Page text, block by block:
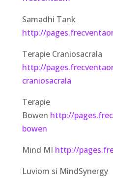
Samadhi Tank
http://
Terapie Craniosacrala
http://
craniosacrala
Terapie
Bowen http://
bowen
Mind MI http://
Luviom si MindSynergy